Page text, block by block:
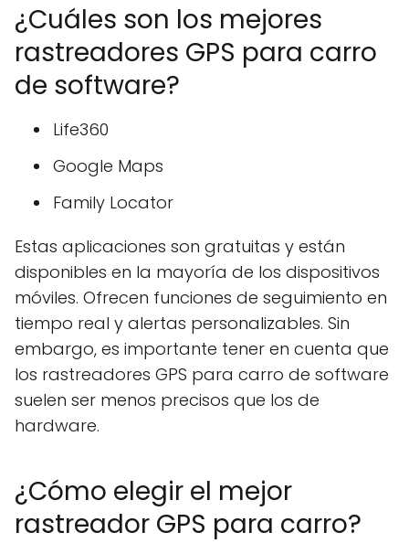
¿Cuáles son los mejores
rastreadores GPS para carro
de software?
Life360
Google Maps
Family Locator
Estas aplicaciones son gratuitas y están
disponibles en la mayoría de los dispositivos
móviles. Ofrecen funciones de seguimiento en
tiempo real y alertas personalizables. Sin
embargo, es importante tener en cuenta que
los rastreadores GPS para carro de software
suelen ser menos precisos que los de
hardware.
¿Cómo elegir el mejor
rastreador GPS para carro?